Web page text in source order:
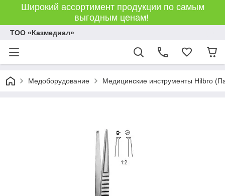
Широкий ассортимент продукции по самым
выгодным ценам!
ТОО «Казмедиал»
Медоборудование Медицинские инструменты Hilbro